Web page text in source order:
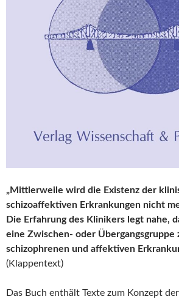
„Mittlerweile wird die Existenz der
schizoaffektiven Erkrankungen nicht
Die Erfahrung des Klinikers legt nahe,
eine Zwischen- oder Übergangsgruppe
schizophrenen und affektiven
(Klappentext)
Das Buch enthält Texte zum Konzept